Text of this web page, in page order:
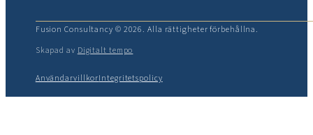
Fusion Consultancy © 2026. Alla rättigheter förbehållna.
Skapad av Digitalt tempo
AnvändarvillkorIntegritetspolicy